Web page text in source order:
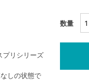
プリシリーズ
しの状態で
数量